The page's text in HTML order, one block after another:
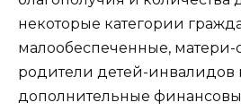
некоторые категории
малообеспеченные,
родители детей-инвалидов
дополнительные